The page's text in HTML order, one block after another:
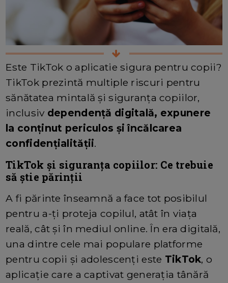
Este TikTok o aplicatie sigura pentru copii?
TikTok prezintă multiple riscuri pentru
sănătatea mintală și siguranța copiilor,
inclusiv dependență digitală, expunere
la conținut periculos și încălcarea
confidențialității.
TikTok și siguranța copiilor: Ce trebuie
să știe părinții
A fi părinte înseamnă a face tot posibilul
pentru a-ți proteja copilul, atât în viața
reală, cât și în mediul online. În era digitală,
una dintre cele mai populare platforme
pentru copii și adolescenți este TikTok, o
aplicație care a captivat generația tânără